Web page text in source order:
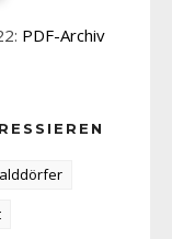
PDF-Archiv